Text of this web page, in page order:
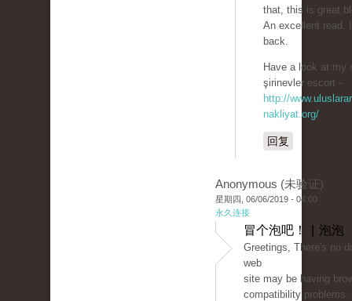
that, this is great
An excellent read.
back.
Have a look at my
şirinevler escort -
http://
nakliyat.org/
回复
Anonymous (未验证)
星期四, 06/06/2019 - 04:00
永久连接
冒个泡吧！ | 泡泡
Greetings, There's no
web
site may be having
compatibility problems.